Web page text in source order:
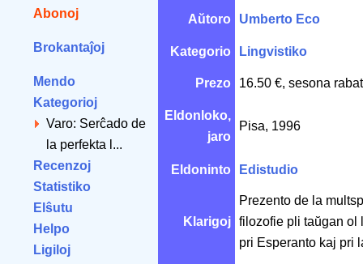
Abonoj
Brokantaĵoj
Mendo
Kategorioj
Varo: Serĉado de
la perfekta l...
Recenzoj
Statistiko
Elŝutu
Helpo
Ligiloj
Aŭtoro Umberto Eco
Kategorio Lingvistiko
Prezo 16.50 €, sesona
Eldonloko,
jaro
Pisa, 1996
Eldoninto Edistudio
Klarigoj
Prezento de la
filozofie pli taŭgan ol
pri Esperanto kaj pri